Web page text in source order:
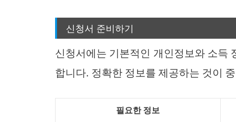
신청서 준비하기
신청서에는 기본적인 개인정보와 소득
합니다. 정확한 정보를 제공하는 것이
필요한 정보